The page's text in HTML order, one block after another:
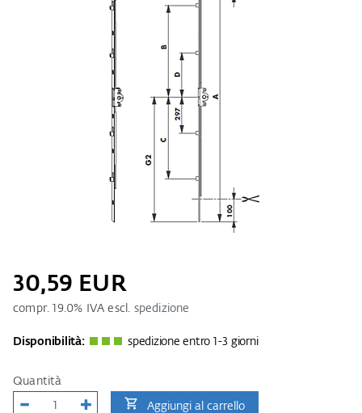
30,59 EUR
compr. 19.0% IVA escl. spedizione
Disponibilità: spedizione entro 1-3 giorni
Quantità
Aggiungi al carrello